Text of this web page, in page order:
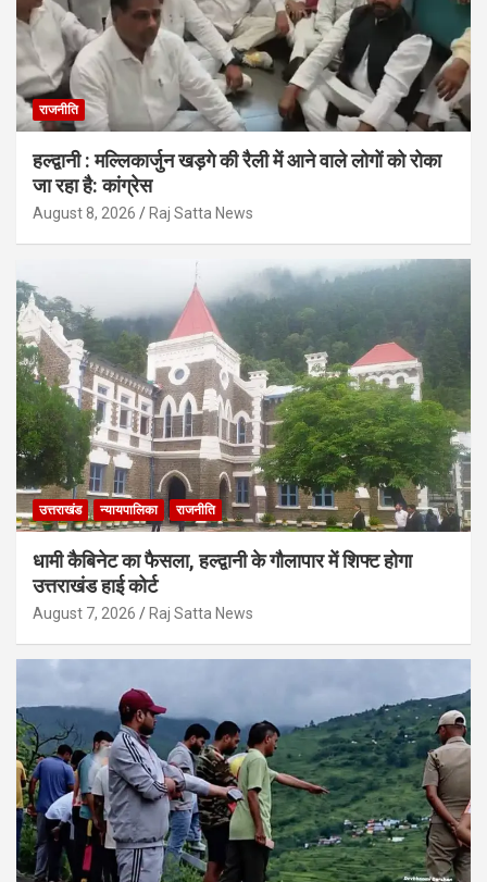
राजनीति
हल्द्वानी : मल्लिकार्जुन खड़गे की रैली में आने वाले लोगों को रोका
जा रहा है: कांग्रेस
August 8, 2026 Raj Satta News
उत्तराखंड न्यायपालिका राजनीति
धामी कैबिनेट का फैसला, हल्द्वानी के गौलापार में शिफ्ट होगा
उत्तराखंड हाई कोर्ट
August 7, 2026 Raj Satta News